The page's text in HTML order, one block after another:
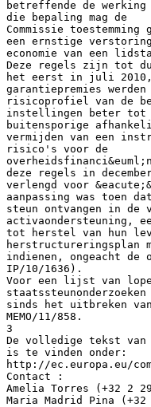
betreffende de werking
die bepaling mag de
Commissie
een ernstige
economie van een
Deze regels zijn tot
het eerst in juli 2010,
garantiepremies
risicoprofiel van de
instellingen beter tot
buitensporige
vermijden van een
risico's voor de
deze regels in
verlengd voor
aanpassing was toen
steun ontvangen in
activaondersteuning,
tot herstel van hun
herstructureringsplan
indienen, ongeacht de
IP/10/1636).
Voor een lijst van
sinds het uitbreken
MEMO/11/858.
3
De volledige tekst van
is te vinden onder:
http://ec.europa.eu/
Contact :
Amelia Torres (+32 2
Maria Madrid Pina (+32